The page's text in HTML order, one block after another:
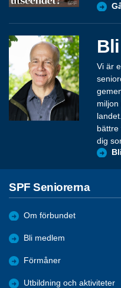
Vi är
bättre
dig
SPF Seniorerna
Om förbundet
Bli medlem
Förmåner
Utbildning och aktiviteter